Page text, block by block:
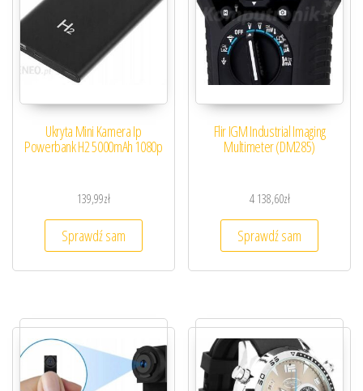
Ukryta Mini Kamera Ip
Powerbank H2 5000mAh 1080p
139,99zł
Sprawdź sam
Flir IGM Industrial Imaging
Multimeter (DM285)
4 138,60zł
Sprawdź sam